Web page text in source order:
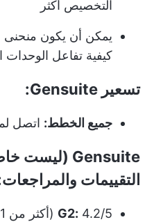
التخصيص أكثر
يمكن أن يكون منحنى
كيفية تفاعل الوحدات
تسعير Gensuite:
جميع الخطط: اتصل
التقييمات
G2: 4.2/5 (أكثر من 11 تقييم)